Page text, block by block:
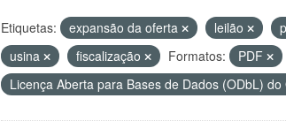
Etiquetas: expansão da oferta leilão
usina
fiscalização Formatos: PDF
Licença Aberta para Bases de Dados (ODbL)